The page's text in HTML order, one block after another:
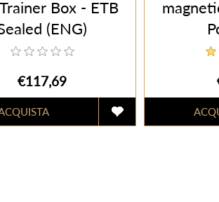
Box - ETB
(ENG)
€117,69